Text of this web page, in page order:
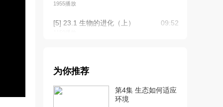
1955播放
[5] 23.1 生物的进化（上） 09:52
（上）
为你推荐
第4集 生态如何适应
环境